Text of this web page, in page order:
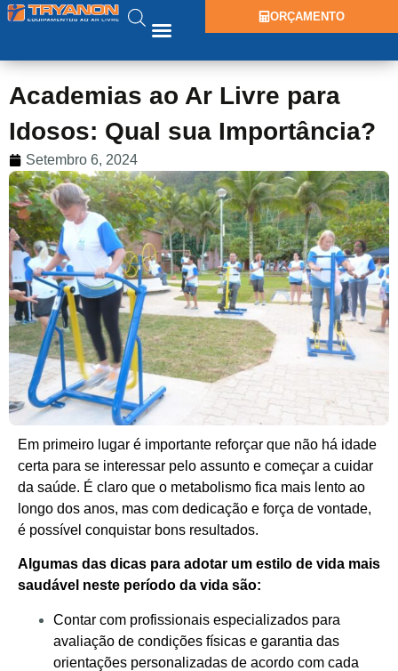
ORÇAMENTO
Academias ao Ar Livre para
Idosos: Qual sua Importância?
Setembro 6, 2024
Em primeiro lugar é importante reforçar que não há idade
certa para se interessar pelo assunto e começar a cuidar
da saúde. É claro que o metabolismo fica mais lento ao
longo dos anos, mas com dedicação e força de vontade,
é possível conquistar bons resultados.
Algumas das dicas para adotar um estilo de vida mais
saudável neste período da vida são:
Contar com profissionais especializados para
avaliação de condições físicas e garantia das
orientações personalizadas de acordo com cada